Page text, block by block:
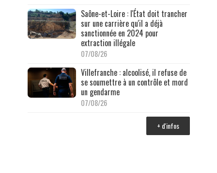
Saône-et-Loire : l'État doit trancher
sur une carrière qu'il a déjà
sanctionnée en 2024 pour
extraction illégale
07/08/26
Villefranche : alcoolisé, il refuse de
se soumettre à un contrôle et mord
un gendarme
07/08/26
+ d'infos